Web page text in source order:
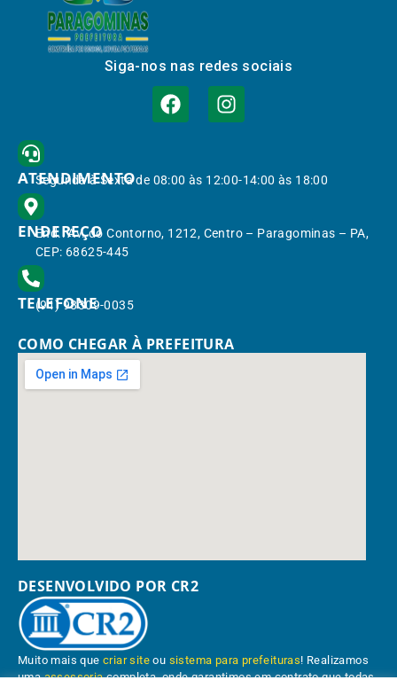
Siga-nos nas redes sociais
ATENDIMENTO
Segunda à Sexta de 08:00 às 12:00-14:00 às 18:00
ENDEREÇO
End.: Av. do Contorno, 1212, Centro – Paragominas – PA,
CEP: 68625-445
TELEFONE
(91) 98309-0035
COMO CHEGAR À PREFEITURA
DESENVOLVIDO POR CR2
Muito mais quecriar site ou sistema para prefeituras! Realizamos
umaassessoriacompleta, onde garantimos em contrato que todas